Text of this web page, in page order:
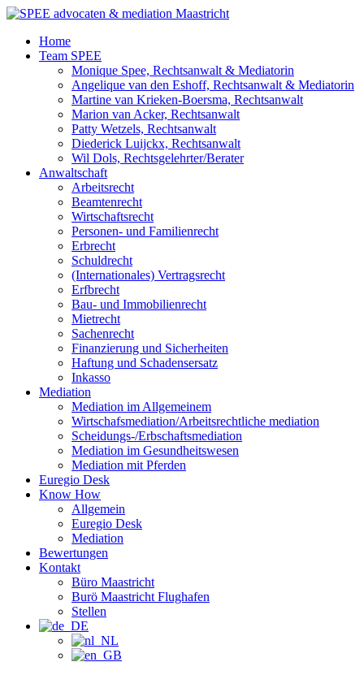
Zum
wechselnHome
Team SPEE
Monique Spee, Rechtsanwalt & Mediatorin
Angelique van den Eshoff, Rechtsanwalt & Mediatorin
Martine van Krieken-Boersma, Rechtsanwalt
Marion van Acker, Rechtsanwalt
Patty Wetzels, Rechtsanwalt
Diederick Luijckx, Rechtsanwalt
Wil Dols, Rechtsgelehrter/Berater
Anwaltschaft
Arbeitsrecht
Beamtenrecht
Wirtschaftsrecht
Personen- und Familienrecht
Erbrecht
Schuldrecht
(Internationales) Vertragsrecht
Erfbrecht
Bau- und Immobilienrecht
Mietrecht
Sachenrecht
Finanzierung und Sicherheiten
Haftung und Schadensersatz
Inkasso
Mediation
Mediation im Allgemeinem
Wirtschafsmediation/Arbeitsrechtliche mediation
Scheidungs-/Erbschaftsmediation
Mediation im Gesundheitswesen
Mediation mit Pferden
Euregio Desk
Know How
Allgemein
Euregio Desk
Mediation
Bewertungen
Kontakt
Büro Maastricht
Burö Maastricht Flughafen
Stellen